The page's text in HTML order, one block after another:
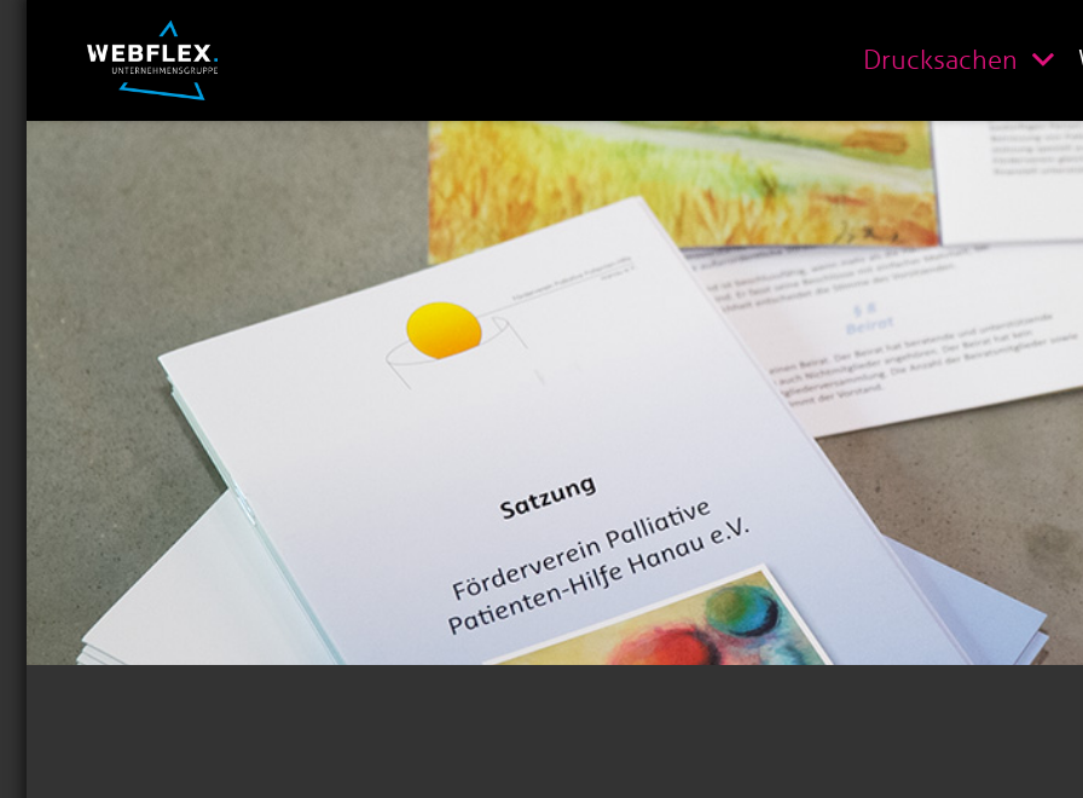
Drucksachen